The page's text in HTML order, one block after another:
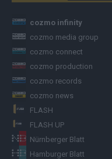
cozmo infinity
cozmo media group
cozmo connect
cozmo production
cozmo records
cozmo news
FLASH
FLASH UP
Nürnberger Blatt
Hamburger Blatt